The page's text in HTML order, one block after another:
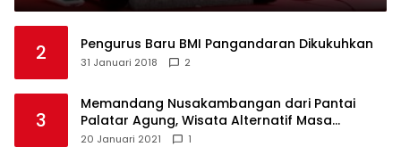
2 Pengurus Baru BMI Pangandaran Dikukuhkan
31 Januari 2018 2
3
Memandang Nusakambangan dari Pantai
Palatar Agung, Wisata Alternatif Masa
Pandemi
20 Januari 2021 1